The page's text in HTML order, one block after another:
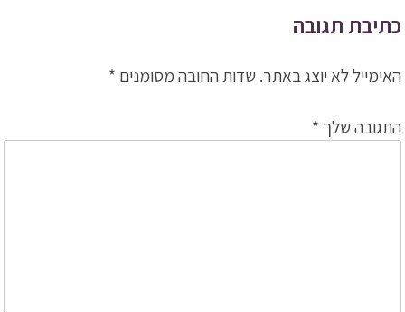
כתיבת תגובה
האימייל לא יוצג באתר. שדות החובה מסומנים *
התגובה שלך *